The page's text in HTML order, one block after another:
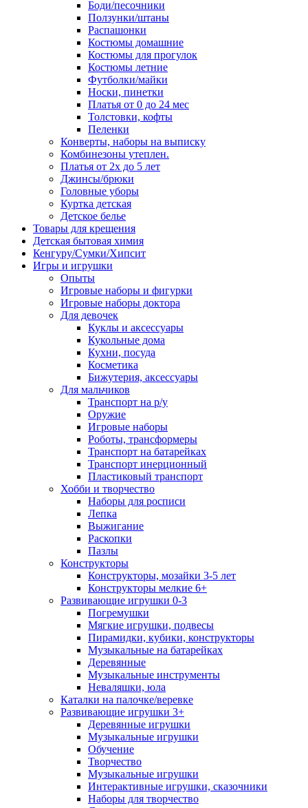
Боди/песочники
Ползунки/штаны
Распашонки
Костюмы домашние
Костюмы для прогулок
Костюмы летние
Футболки/майки
Носки, пинетки
Платья от 0 до 24 мес
Толстовки, кофты
Пеленки
Конверты, наборы на выписку
Комбинезоны утеплен.
Платья от 2х до 5 лет
Джинсы/брюки
Головные уборы
Куртка детская
Детское белье
Товары для крещения
Детская бытовая химия
Кенгуру/Сумки/Хипсит
Игры и игрушки
Опыты
Игровые наборы и фигурки
Игровые наборы доктора
Для девочек
Куклы и аксессуары
Кукольные дома
Кухни, посуда
Косметика
Бижутерия, аксессуары
Для мальчиков
Транспорт на р/у
Оружие
Игровые наборы
Роботы, трансформеры
Транспорт на батарейках
Транспорт инерционный
Пластиковый транспорт
Хобби и творчество
Наборы для росписи
Лепка
Выжигание
Раскопки
Пазлы
Конструкторы
Конструкторы, мозайки 3-5 лет
Конструкторы мелкие 6+
Развивающие игрушки 0-3
Погремушки
Мягкие игрушки, подвесы
Пирамидки, кубики, конструкторы
Музыкальные на батарейках
Деревянные
Музыкальные инструменты
Неваляшки, юла
Каталки на палочке/веревке
Развивающие игрушки 3+
Деревянные игрушки
Музыкальные игрушки
Обучение
Творчество
Музыкальные игрушки
Интерактивные игрушки, сказочники
Наборы для творчество